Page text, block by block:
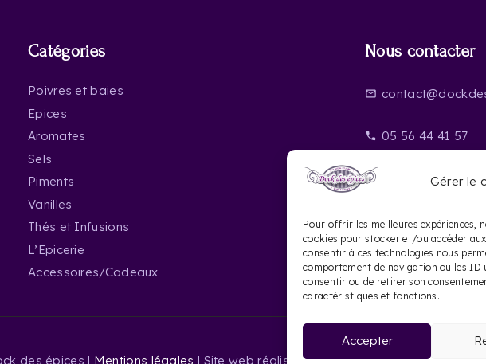
Gérer le
Pour offrir les meilleures expériences,
cookies pour stocker et/ou accéder
consentir à ces technologies nous
comportement de navigation ou les ID
consentir ou de retirer son
caractéristiques et fonctions.
Accepter
Catégories
Poivres et baies
Epices
Aromates
Sels
Piments
Vanilles
Thés et Infusions
L’Epicerie
Accessoires/Cadeaux
Nous contacter
mail_outline
phone 05 56 44 41 57
location_on
20 Rue Saint-
des épices | Mentions légales | Site web réalisé par Le Site Français